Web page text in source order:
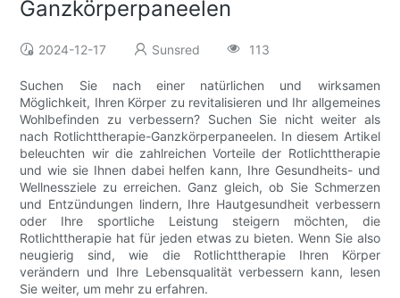
Ganzkörperpaneelen
2024-12-17 Sunsred 113
Suchen Sie nach einer natürlichen und wirksamen
Möglichkeit, Ihren Körper zu revitalisieren und Ihr allgemeines
Wohlbefinden zu verbessern? Suchen Sie nicht weiter als
nach Rotlichttherapie-Ganzkörperpaneelen. In diesem Artikel
beleuchten wir die zahlreichen Vorteile der Rotlichttherapie
und wie sie Ihnen dabei helfen kann, Ihre Gesundheits- und
Wellnessziele zu erreichen. Ganz gleich, ob Sie Schmerzen
und Entzündungen lindern, Ihre Hautgesundheit verbessern
oder Ihre sportliche Leistung steigern möchten, die
Rotlichttherapie hat für jeden etwas zu bieten. Wenn Sie also
neugierig sind, wie die Rotlichttherapie Ihren Körper
verändern und Ihre Lebensqualität verbessern kann, lesen
Sie weiter, um mehr zu erfahren.